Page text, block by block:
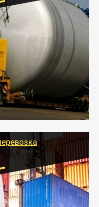
грузов
разрешения на
поможет вам
негабаритные
манипулятором и
оптимальный